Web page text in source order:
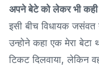
अपने बेटे को लेकर भी कही
इसी बीच विधायक
उन्होने कहा एक मेरा
टिकट दिलवाया, लेकिन